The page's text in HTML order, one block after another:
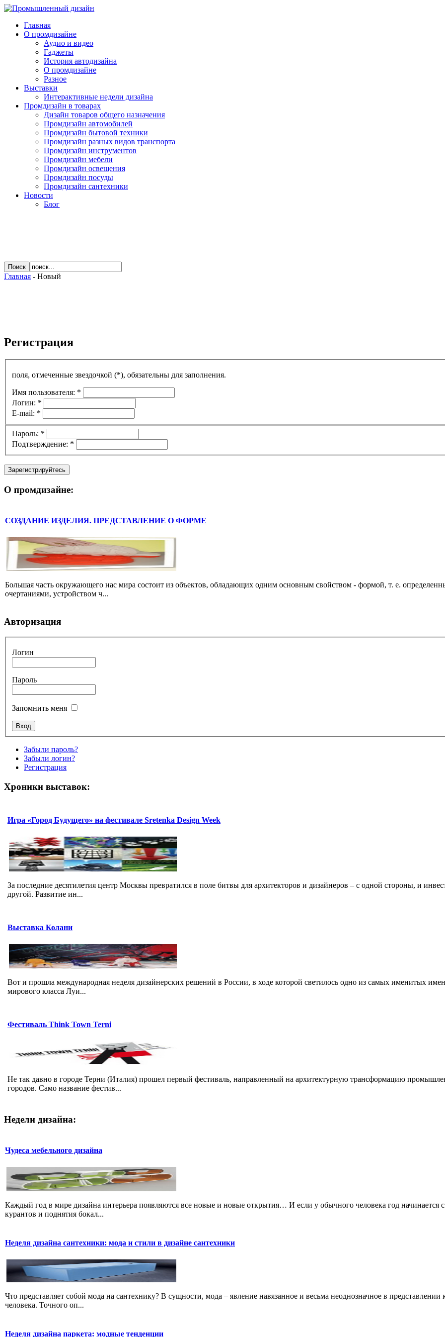
Главная
О промдизайне
Аудио и видео
Гаджеты
История автодизайна
О промдизайне
Разное
Выставки
Интерактивные недели дизайна
Промдизайн в товарах
Дизайн товаров общего назначения
Промдизайн автомобилей
Промдизайн бытовой техники
Промдизайн разных видов транспорта
Промдизайн инструментов
Промдизайн мебели
Промдизайн освещения
Промдизайн посуды
Промдизайн сантехники
Новости
Блог
Главная - Новый
Регистрация
поля, отмеченные звездочкой (*), обязательны для заполнения.
Имя пользователя: *
Логин: *
E-mail: *
Пароль: *
Подтверждение: *
Зарегистрируйтесь
О промдизайне:
СОЗДАНИЕ ИЗДЕЛИЯ. ПРЕДСТАВЛЕНИЕ О ФОРМЕ
Большая часть окружающего нас мира состоит из объектов, обладающих одним основным свойством - формой, т. е.
очертаниями, устройством ч...
Авторизация
Логин
Пароль
Запомнить меня
Забыли пароль?
Забыли логин?
Регистрация
Хроники выставок:
Игра «Город Будущего» на фестивале Sretenka Design Week
За последние десятилетия центр Москвы превратился в поле битвы для архитекторов и дизайнеров – с одной стороны, и
другой. Развитие ин...
Выставка Колани
Вот и прошла международная неделя дизайнерских решений в России, в ходе которой светилось одно из самых именитых
мирового класса Луи...
Фестиваль Think Town Terni
Не так давно в городе Терни (Италия) прошел первый фестиваль, направленный на архитектурную трансформацию
городов. Само название фестив...
Недели дизайна:
Чудеса мебельного дизайна
Каждый год в мире дизайна интерьера появляются все новые и новые открытия… И если у обычного человека год начинается
курантов и поднятия бокал...
Неделя дизайна сантехники: мода и стили в дизайне сантехники
Что представляет собой мода на сантехнику? В сущности, мода – явление навязанное и весьма неоднозначное в представлении
человека. Точного оп...
Неделя дизайна паркета: модные тенденции